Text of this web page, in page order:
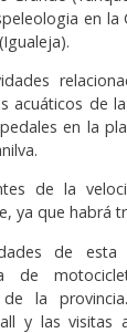
en
acuáticos de
en la
de la
ya que habrá
de esta
de
la
y las visitas